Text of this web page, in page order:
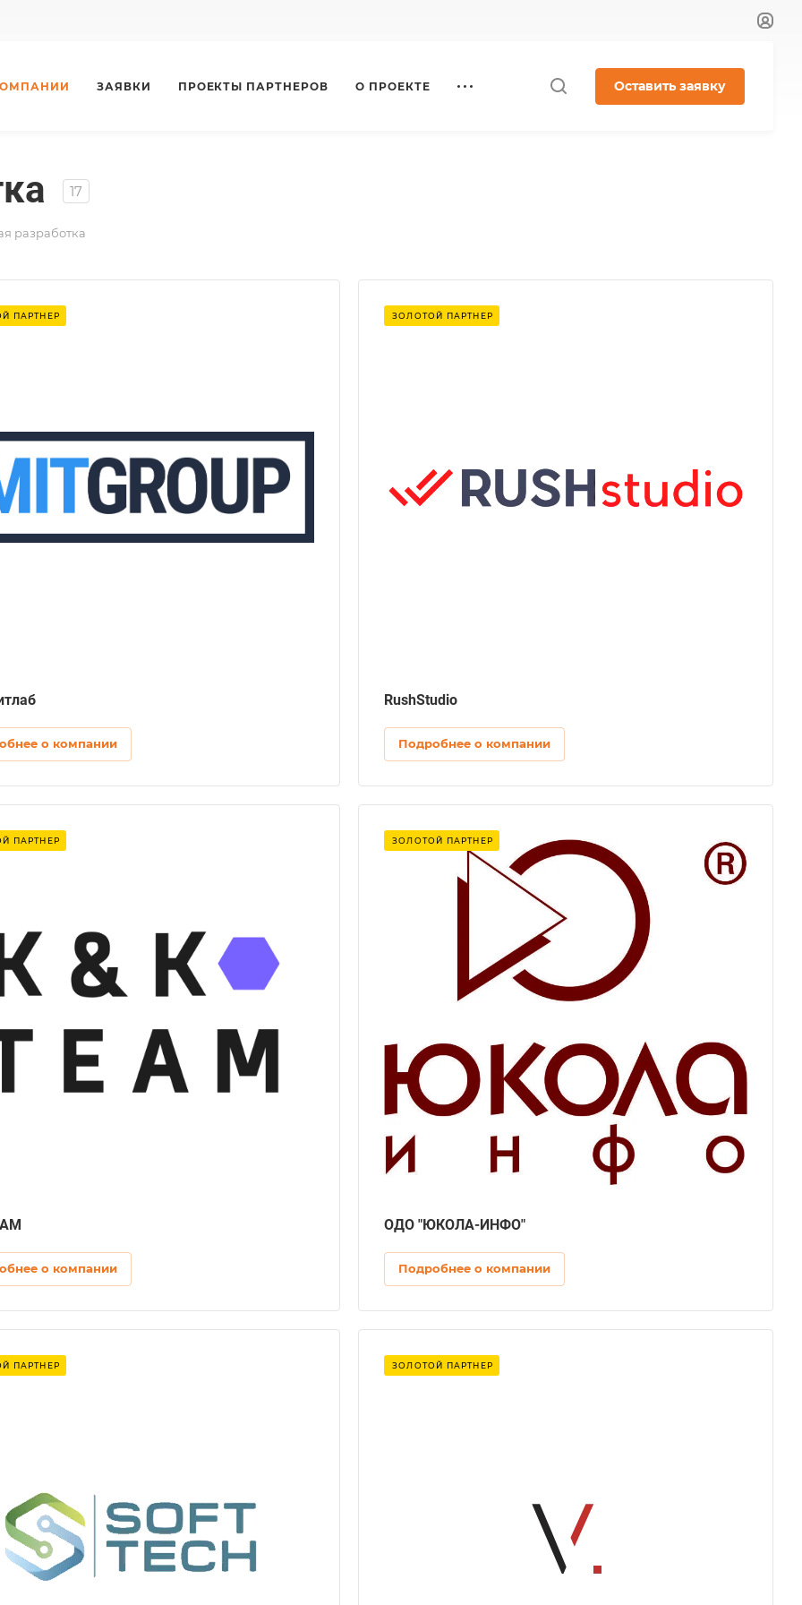
ЗАЯВКИ ПРОЕКТЫ ПАРТНЕРОВ О ПРОЕКТЕ Оставить заявку
17
разработка
ПАРТНЕР
о компании
Лет на рынке
Эксклюзивный сайт
CMS
1С-Битрикс
Продвижение
SEO-продвижение, Контент, Фирменный стиль
Дизайн
Администрирование сайтов
Аудит web-сайтов
Защита сайтов
ЗОЛОТОЙ ПАРТНЕР
RushStudio
Подробнее о компании
ПАРТНЕР
о компании
Лет на рынке
1С:Управление с телефонией, 1С:Управление
торговлей
Внедрение CRM системы
1C CRM
Системное администрирование
Защита сайтов
Защита сайта после взлома
ЗОЛОТОЙ ПАРТНЕР
ОДО "ЮКОЛА-ИНФО"
Подробнее о компании
ПАРТНЕР
Лет на рынке
Информационный сайт, Контент-проект,
Эксклюзивный сайт
CMS
1С-Битрикс, ASP.NET, Drupal, Joomla, Laravel,
MODх, October, OpenCart, Tilda, UMI, WordPress,
ЗОЛОТОЙ ПАРТНЕР